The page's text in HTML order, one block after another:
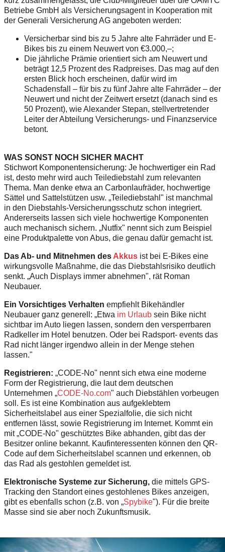
Betriebe GmbH als Versicherungsagent in Kooperation mit
der Generali Versicherung AG angeboten werden:
Versicherbar sind bis zu 5 Jahre alte Fahrräder und E-
Bikes bis zu einem Neuwert von €3.000,–;
Die jährliche Prämie orientiert sich am Neuwert und
beträgt 12,5 Prozent des Radpreises. Das mag auf den
ersten Blick hoch erscheinen, dafür wird im
Schadensfall – für bis zu fünf Jahre alte Fahrräder – der
Neuwert und nicht der Zeitwert ersetzt (danach sind es
50 Prozent), wie Alexander Stepan, stellvertretender
Leiter der Abteilung Versicherungs- und Finanzservice
betont.
WAS SONST NOCH SICHER MACHT
Stichwort Komponentensicherung: Je hochwertiger ein Rad
ist, desto mehr wird auch Teilediebstahl zum relevanten
Thema. Man denke etwa an Carbonlaufräder, hochwertige
Sättel und Sattelstützen usw. „Teilediebstahl" ist manchmal
in den Diebstahls-Versicherungsschutz schon integriert.
Andererseits lassen sich viele hochwertige Komponenten
auch mechanisch sichern. „Nutfix" nennt sich zum Beispiel
eine Produktpalette von Abus, die genau dafür gemacht ist.
Das Ab- und Mitnehmen des Akkus ist bei E-Bikes eine
wirkungsvolle Maßnahme, die das Diebstahlsrisiko deutlich
senkt. „Auch Displays immer abnehmen", rät Roman
Neubauer.
Ein Vorsichtiges Verhalten empfiehlt Bikehändler
Neubauer ganz generell: „Etwa im Urlaub sein Bike nicht
sichtbar im Auto liegen lassen, sondern den versperrbaren
Radkeller im Hotel benutzen. Oder bei Radsport- events das
Rad nicht länger irgendwo allein in der Menge stehen
lassen."
Registrieren: „CODE-No" nennt sich etwa eine moderne
Form der Registrierung, die laut dem deutschen
Unternehmen „CODE-No.com" auch Diebstählen vorbeugen
soll. Es ist eine Kombination aus aufgeklebtem
Sicherheitslabel aus einer Spezialfolie, die sich nicht
entfernen lässt, sowie Registrierung im Internet. Kommt ein
mit „CODE-No" geschütztes Bike abhanden, gibt das der
Besitzer online bekannt. Kaufinteressenten können den QR-
Code auf dem Sicherheitslabel scannen und erkennen, ob
das Rad als gestohlen gemeldet ist.
Elektronische Systeme zur Sicherung, die mittels GPS-
Tracking den Standort eines gestohlenes Bikes anzeigen,
gibt es ebenfalls schon (z.B. von „Spybike"). Für die breite
Masse sind sie aber noch Zukunftsmusik.